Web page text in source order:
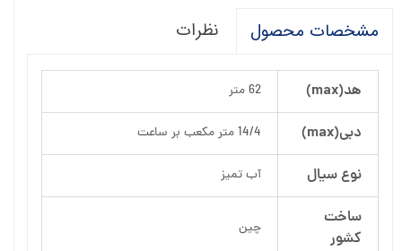
مشخصات محصول نظرات
هد(max) 62 متر
دبی(max) 14/4 متر مکعب بر ساعت
نوع سیال آب تمیز
ساخت
کشور
چین